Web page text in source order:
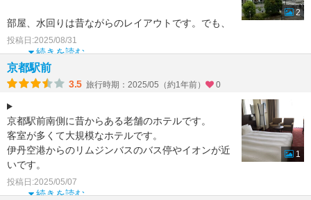
部屋、水回りは昔ながらのレイアウトです。でも、
綺麗に保たれていて快適でした。タオルは今治、ベ
ッドの寝心地も良いです。
各階に、
続きを読む
投稿日:2025/08/31
2
京都駅前
3.5 旅行時期：2025/05（約1年前） 0
京都駅前南側に昔からある老舗のホテルです。
客室が多くて大規模なホテルです。
伊丹空港からのリムジンバスのバス停やイオンが近
いです。
私が宿泊したサウスウイングは落ち着いた雰囲気の
部屋で、広さも
続きを読む
投稿日:2025/05/07
1